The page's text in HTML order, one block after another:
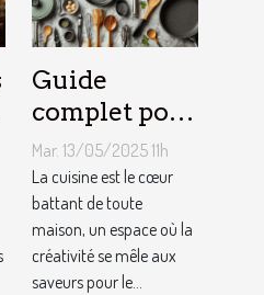
Guide
complet pour
choisir le
meilleur
équipement
de cuisine
Mar. 13/05/2025 11h
La cuisine est le cœur
battant de toute
maison, un espace où la
créativité se mêle aux
saveurs pour le...